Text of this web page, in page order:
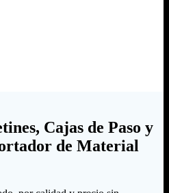
Cajas de Paso y
de Material